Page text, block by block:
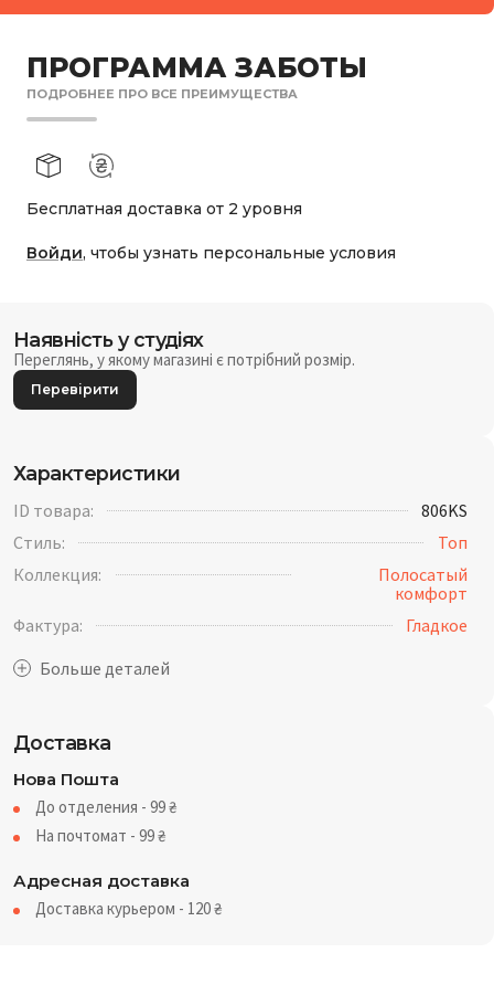
ПРОГРАММА ЗАБОТЫ
ПОДРОБНЕЕ ПРО ВСЕ ПРЕИМУЩЕСТВА
Бесплатная доставка от 2 уровня
Войди, чтобы узнать персональные условия
Наявність у студіях
Переглянь, у якому магазині є потрібний розмір.
Перевірити
Характеристики
ID товара:
806KS
Стиль:
Топ
Коллекция:
Полосатый
комфорт
Фактура:
Гладкое
Доставка
Нова Пошта
До отделения - 99₴
На почтомат - 99₴
Адресная доставка
Доставка курьером - 120₴